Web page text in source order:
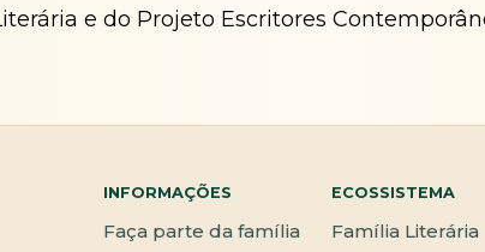
e do Projeto Escritores
INFORMAÇÕES
Faça parte da família
ECOSSISTEMA
Família Literária